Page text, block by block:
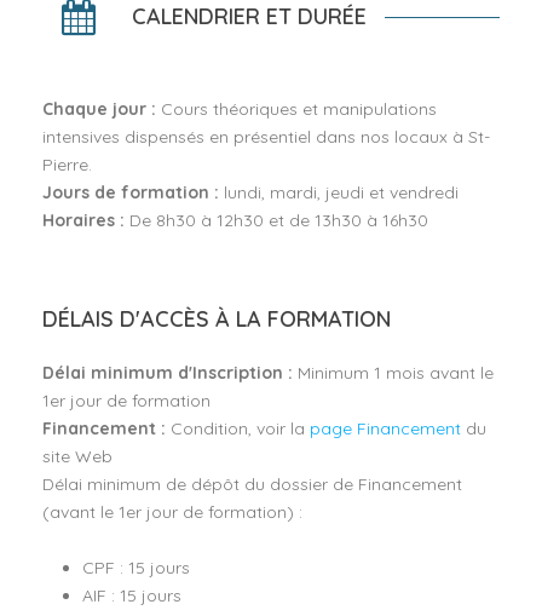
CALENDRIER ET DURÉE
Chaque jour : Cours théoriques et manipulations
intensives dispensés en présentiel dans nos locaux à St-
Pierre.
Jours de formation : lundi, mardi, jeudi et vendredi
Horaires : De 8h30 à 12h30 et de 13h30 à 16h30
DÉLAIS D'ACCÈS À LA FORMATION
Délai minimum d'Inscription : Minimum 1 mois avant le
1er jour de formation
Financement : Condition, voir la page Financement du
site Web
Délai minimum de dépôt du dossier de Financement
(avant le 1er jour de formation) :
CPF : 15 jours
AIF : 15 jours